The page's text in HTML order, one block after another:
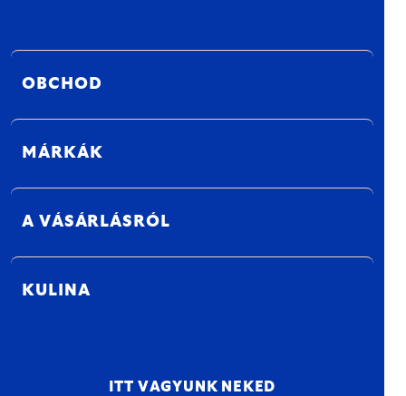
OBCHOD
MÁRKÁK
A VÁSÁRLÁSRÓL
KULINA
ITT VAGYUNK NEKED